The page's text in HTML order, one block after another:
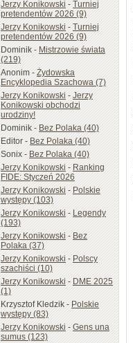
Jerzy Konikowski-Turniej
pretendentów 2026 (9)
Jerzy Konikowski-Turniej
pretendentów 2026 (9)
Dominik-Mistrzowie świata
(219)
Anonim-Żydowska
Encyklopedia Szachowa (7)
Jerzy Konikowski-Jerzy
Konikowski obchodzi
urodziny!
Dominik-Bez Polaka (40)
Editor-Bez Polaka (40)
Sonix-Bez Polaka (40)
Jerzy Konikowski-Ranking
FIDE: Styczeń 2026
Jerzy Konikowski-Polskie
występy (103)
Jerzy Konikowski-Legendy
(193)
Jerzy Konikowski-Bez
Polaka (37)
Jerzy Konikowski-Polscy
szachiści (10)
Jerzy Konikowski-DME 2025
(1)
Krzysztof Kledzik-Polskie
występy (83)
Jerzy Konikowski-Gens una
sumus (123)